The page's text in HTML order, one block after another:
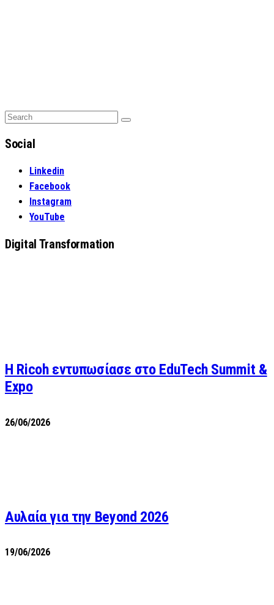
Search
Search
Social
Linkedin
Facebook
Instagram
YouTube
Digital Transformation
Η Ricoh εντυπωσίασε στο EduTech Summit &
Expo
26/06/2026
Αυλαία για την Beyond 2026
19/06/2026